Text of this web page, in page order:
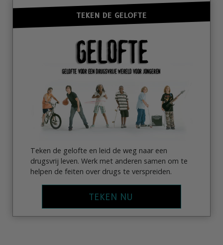
TEKEN DE GELOFTE
Teken de gelofte en leid de weg naar een
drugsvrij leven. Werk met anderen samen om te
helpen de feiten over drugs te verspreiden.
TEKEN NU